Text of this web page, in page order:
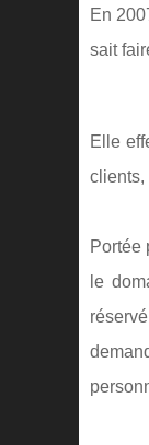
En
sait
Elle
clients,
Portée
le